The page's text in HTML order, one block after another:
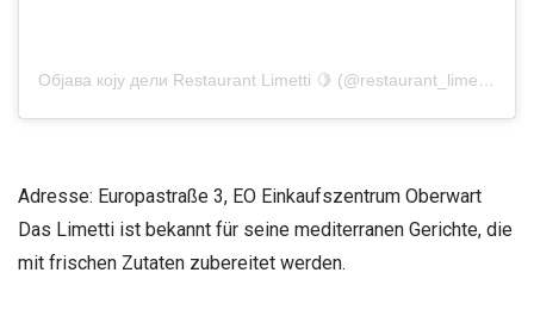
Adresse: Europastraße 3, EO Einkaufszentrum Oberwart
Das Limetti ist bekannt für seine mediterranen Gerichte, die
mit frischen Zutaten zubereitet werden.